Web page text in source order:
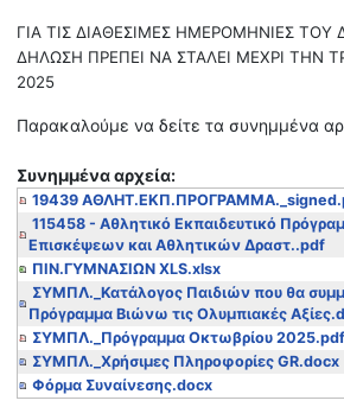
ΓΙΑ ΤΙΣ ΔΙΑΘΕΣΙΜΕΣ ΗΜΕΡΟΜΗΝΙΕΣ ΤΟΥ
ΔΗΛΩΣΗ ΠΡΕΠΕΙ ΝΑ ΣΤΑΛΕΙ ΜΕΧΡΙ ΤΗΝ
2025
Παρακαλούμε να δείτε τα συνημμένα
Συνημμένα αρχεία:
19439
115458 - Αθλητικό Εκπαιδευτικό
Επισκέψεων και Αθλητικών Δραστ..pdf
ΠΙΝ.ΓΥΜΝΑΣΙΩΝ XLS.xlsx
ΣΥΜΠΛ._Κατάλογος Παιδιών που θα
Πρόγραμμα Βιώνω τις Ολυμπιακές
ΣΥΜΠΛ._Πρόγραμμα Οκτωβρίου 2025.pdf
ΣΥΜΠΛ._Χρήσιμες Πληροφορίες GR.docx
Φόρμα Συναίνεσης.docx